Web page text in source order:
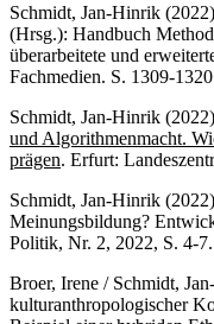
Schmidt, Jan-Hinrik
(Hrsg.): Handbuch
überarbeitete und
Fachmedien. S. 1309-
Schmidt, Jan-Hinrik
und Algorithmenmacht.
prägen. Erfurt:
Schmidt, Jan-Hinrik
Meinungsbildung?
Politik, Nr. 2, 2022, S. 4-7.
Broer, Irene / Schmidt,
kulturanthropologischer